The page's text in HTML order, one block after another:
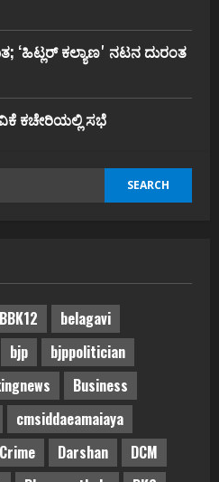
ʻಹಿಟ್ಲರ್ ಕಲ್ಯಾಣʼ ನಟನ ದುರಂತ
ಕಚೇರಿಯಲ್ಲಿ ಸಭೆ
BBK12
belagavi
bjp
bjppolitician
Business
cmsiddaeamaiaya
Crime Darshan
DCM